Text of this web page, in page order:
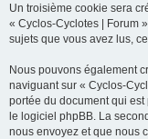
Un troisième cookie sera
« Cyclos-Cyclotes | Forum
sujets que vous avez lus,
Nous pouvons également
naviguant sur « Cyclos-
portée du document qui
le logiciel phpBB. La
nous envoyez et que nous